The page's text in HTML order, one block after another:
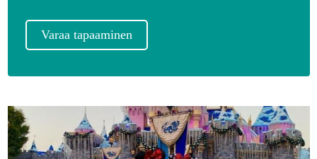
Varaa tapaaminen